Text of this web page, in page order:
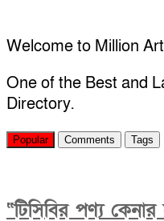
ডিশ)
জনপ্রিয়।
Welcome to Million
One of the Best and
Directory.
Popular Comments Tags
“টিসিবির পণ্য